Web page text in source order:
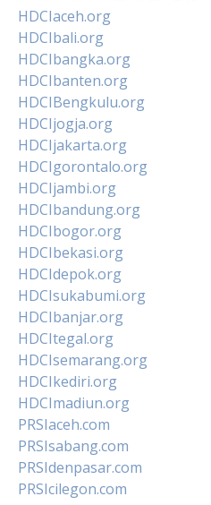
HDCIaceh.org
HDCIbali.org
HDCIbangka.org
HDCIbanten.org
HDCIBengkulu.org
HDCIjogja.org
HDCIjakarta.org
HDCIgorontalo.org
HDCIjambi.org
HDCIbandung.org
HDCIbogor.org
HDCIbekasi.org
HDCIdepok.org
HDCIsukabumi.org
HDCIbanjar.org
HDCItegal.org
HDCIsemarang.org
HDCIkediri.org
HDCImadiun.org
PRSIaceh.com
PRSIsabang.com
PRSIdenpasar.com
PRSIcilegon.com